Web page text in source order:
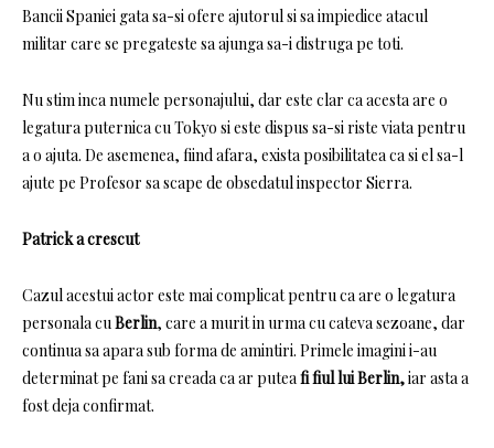
Bancii Spaniei gata sa-si ofere ajutorul si sa impiedice atacul
militar care se pregateste sa ajunga sa-i distruga pe toti.
Nu stim inca numele personajului, dar este clar ca acesta are o
legatura puternica cu Tokyo si este dispus sa-si riste viata pentru
a o ajuta. De asemenea, fiind afara, exista posibilitatea ca si el sa-l
ajute pe Profesor sa scape de obsedatul inspector Sierra.
Patrick a crescut
Cazul acestui actor este mai complicat pentru ca are o legatura
personala cuBerlin, care a murit in urma cu cateva sezoane, dar
continua sa apara sub forma de amintiri. Primele imagini i-au
determinat pe fani sa creada ca ar puteafi fiul lui Berlin,iar asta a
fost deja confirmat.